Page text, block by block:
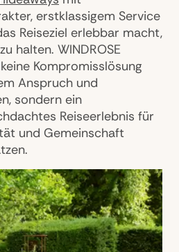
erstklassigem Service
Reiseziel erlebbar macht,
halten. WINDROSE
Kompromisslösung
Anspruch und
sondern ein
Reiseerlebnis für
und Gemeinschaft